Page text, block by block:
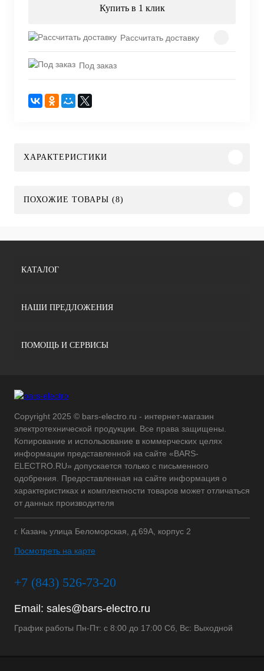
Купить в 1 клик
Рассчитать доставку
Под заказ
ХАРАКТЕРИСТИКИ
ПОХОЖИЕ ТОВАРЫ (8)
КАТАЛОГ
НАШИ ПРЕДЛОЖЕНИЯ
ПОМОЩЬ И СЕРВИСЫ
Copyright 2025 © bars-electro.ru - интернет-магазин
электротехнической продукции. Все права защищены.
Копирование и использование в коммерческих целях
информации представленной на сайте «BARS-
ELECTRO.RU» допускается только с письменного
одобрения. Предоставленная на сайте информация о
характеристиках и комплектности товаров может отличаться
от данных производителя
г. Казань улица Беломорская, д.69А, корпус 2
Посмотреть на карте
+7 (843) 526-73-20
Email: sales@bars-electro.ru
График работы Пн-Пт: с 8:00 до 17:00 Сб, Вс: Выходной